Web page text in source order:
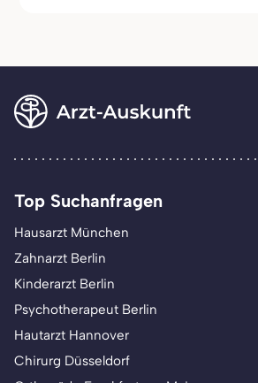
Top Suchanfragen
Hausarzt München
Zahnarzt Berlin
Kinderarzt Berlin
Psychotherapeut Berlin
Hautarzt Hannover
Chirurg Düsseldorf